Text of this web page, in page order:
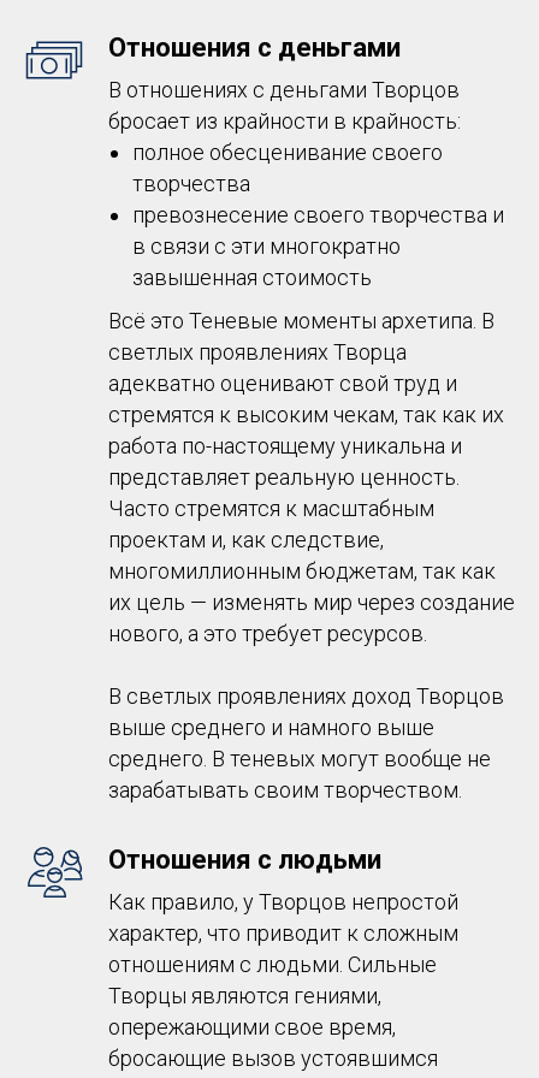
Отношения с деньгами
В отношениях с деньгами Творцов
бросает из крайности в крайность:
полное обесценивание своего
творчества
превознесение своего творчества и
в связи с эти многократно
завышенная стоимость
Всё это Теневые моменты архетипа. В
светлых проявлениях Творца
адекватно оценивают свой труд и
стремятся к высоким чекам, так как их
работа по-настоящему уникальна и
представляет реальную ценность.
Часто стремятся к масштабным
проектам и, как следствие,
многомиллионным бюджетам, так как
их цель — изменять мир через создание
нового, а это требует ресурсов.
В светлых проявлениях доход Творцов
выше среднего и намного выше
среднего. В теневых могут вообще не
зарабатывать своим творчеством.
Отношения с людьми
Как правило, у Творцов непростой
характер, что приводит к сложным
отношениям с людьми. Сильные
Творцы являются гениями,
опережающими свое время,
бросающие вызов устоявшимся